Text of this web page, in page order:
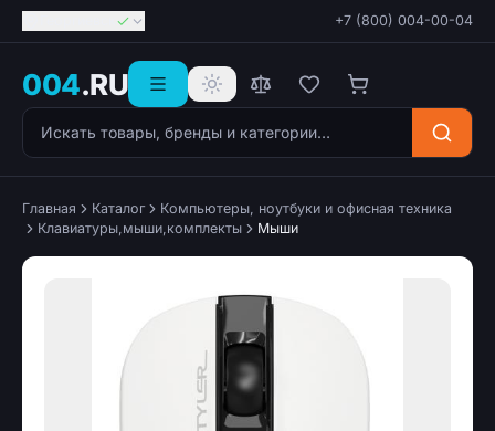
+7 (800) 004-00-04
004.RU
Поиск товаров
Главная Каталог
Компьютеры, ноутбуки и офисная техника
Клавиатуры,мыши,комплекты
Мыши